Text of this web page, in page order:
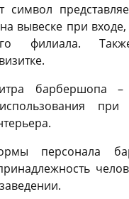
символ
вывеске при
филиала.
барбершопа –
при
персонала